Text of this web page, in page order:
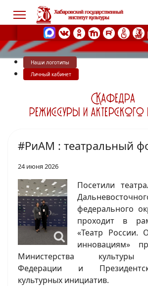
Наши логотипы
Личный кабинет
#РиАМ : театральный
24 июня 2026
Посетили
федерального
проходит в
«Театр России.
инновациям»
Министерства культуры
Федерации и
культурных инициатив.